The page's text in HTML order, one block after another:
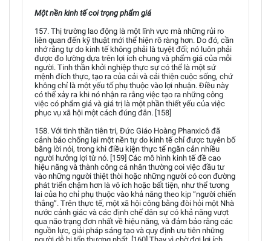
Một nền kinh tế coi trọng phẩm giá
157. Thị trường lao động là một lĩnh vực mà những rủi ro
liên quan đến kỹ thuật mới thể hiện rõ ràng hơn. Do đó, cần
nhớ rằng tự do kinh tế không phải là tuyệt đối; nó luôn phải
được đo lường dựa trên lợi ích chung và phẩm giá của mỗi
người. Tinh thần khởi nghiệp thực sự có thể là một sứ
mệnh đích thực, tạo ra của cải và cải thiện cuộc sống, chứ
không chỉ là một yếu tố phụ thuộc vào lợi nhuận. Điều này
có thể xảy ra khi nó nhận ra rằng việc tạo ra những công
việc có phẩm giá và giá trị là một phần thiết yếu của việc
phục vụ xã hội một cách đúng đắn. [158]
158. Với tinh thần tiên tri, Đức Giáo Hoàng Phanxicô đã
cảnh báo chống lại một nền tự do kinh tế chỉ được tuyên bố
bằng lời nói, trong khi điều kiện thực tế ngăn cản nhiều
người hưởng lợi từ nó. [159] Các mô hình kinh tế đề cao
hiệu năng và thành công cá nhân thường coi việc đầu tư
vào những người thiệt thòi hoặc những người có con đường
phát triển chậm hơn là vô ích hoặc bất tiện, như thể tương
lai của họ chỉ phụ thuộc vào khả năng theo kịp “người chiến
thắng”. Trên thực tế, một xã hội công bằng đòi hỏi một Nhà
nước cảnh giác và các định chế dân sự có khả năng vượt
qua não trạng đơn nhất về hiệu năng, và đảm bảo rằng các
nguồn lực, giải pháp sáng tạo và quy định ưu tiên những